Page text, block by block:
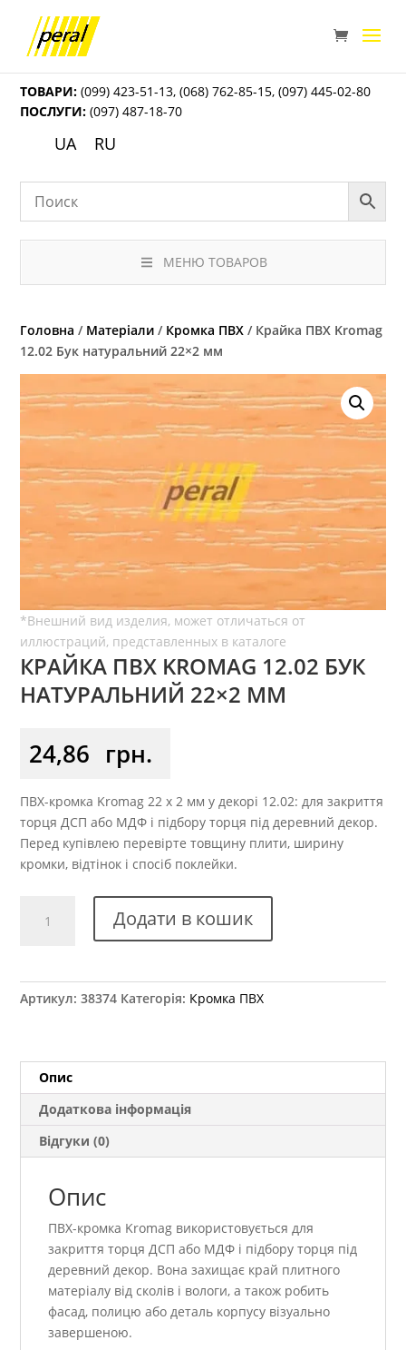
ТОВАРИ: (099) 423-51-13,(068) 762-85-15,(097) 445-02-80
ПОСЛУГИ: (097) 487-18-70
UA RU
МЕНЮ ТОВАРОВ
Головна / Матеріали / Кромка ПВХ / Крайка ПВХ Kromag
12.02 Бук натуральний 22×2 мм
КРАЙКА ПВХ KROMAG 12.02 БУК
НАТУРАЛЬНИЙ 22×2 ММ
24,86 грн.
ПВХ-кромка Kromag 22 x 2 мм у декорі 12.02: для закриття
торця ДСП або МДФ і підбору торця під деревний декор.
Перед купівлею перевірте товщину плити, ширину
кромки, відтінок і спосіб поклейки.
натуральний
кількість
Додати в кошик
Артикул:38374 Категорія: Кромка ПВХ
Опис
Додаткова інформація
Відгуки (0)
Опис
ПВХ-кромка Kromag використовується для
закриття торця ДСП або МДФ і підбору торця під
деревний декор. Вона захищає край плитного
матеріалу від сколів і вологи, а також робить
фасад, полицю або деталь корпусу візуально
завершеною.